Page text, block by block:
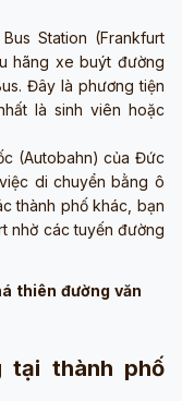
Station (Frankfurt
hãng xe buýt đường
Đây là phương tiện
là sinh viên hoặc
(Autobahn) của Đức
di chuyển bằng ô
thành phố khác, bạn
nhờ các tuyến đường
thiên đường văn
tại thành phố